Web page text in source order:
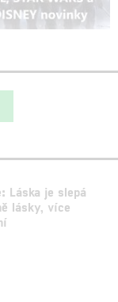
Láska je slepá
lásky, více